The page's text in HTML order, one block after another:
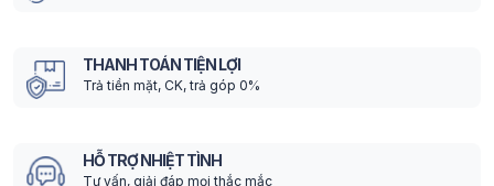
THANH TOÁN TIỆN LỢI
Trả tiền mặt, CK, trả góp 0%
HỖ TRỢ NHIỆT TÌNH
Tư vấn, giải đáp mọi thắc mắc